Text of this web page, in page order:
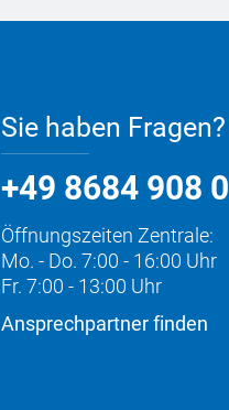
Sie haben Fragen?
+49 8684 908 0
Öffnungszeiten Zentrale:
Mo. - Do. 7:00 - 16:00 Uhr
Fr. 7:00 - 13:00 Uhr
Ansprechpartner finden